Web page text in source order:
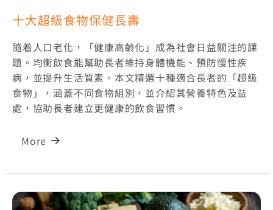
十大超級食物保健長壽
隨着人口老化，「健康高齡化」成為社會日益關注的課
題。均衡飲食能幫助長者維持身體機能、預防慢性疾
病，並提升生活質素。本文精選十種適合長者的「超級
食物」，涵蓋不同食物組別，並介紹其營養特色及益
處，協助長者建立更健康的飲食習慣。
More